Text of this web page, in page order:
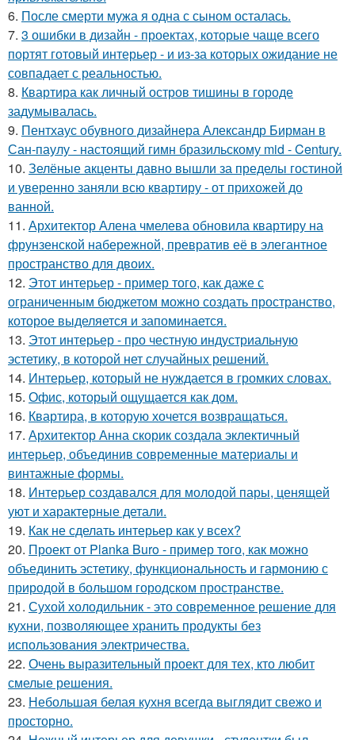
6. После смерти мужа я одна с сыном осталась.
7. 3 ошибки в дизайн - проектах, которые чаще всего
портят готовый интерьер - и из-за которых ожидание не
совпадает с реальностью.
8. Квартира как личный остров тишины в городе
задумывалась.
9. Пентхаус обувного дизайнера Александр Бирман в
Сан-паулу - настоящий гимн бразильскому mid - Century.
10. Зелёные акценты давно вышли за пределы гостиной
и уверенно заняли всю квартиру - от прихожей до
ванной.
11. Архитектор Алена чмелева обновила квартиру на
фрунзенской набережной, превратив её в элегантное
пространство для двоих.
12. Этот интерьер - пример того, как даже с
ограниченным бюджетом можно создать пространство,
которое выделяется и запоминается.
13. Этот интерьер - про честную индустриальную
эстетику, в которой нет случайных решений.
14. Интерьер, который не нуждается в громких словах.
15. Офис, который ощущается как дом.
16. Квартира, в которую хочется возвращаться.
17. Архитектор Анна скорик создала эклектичный
интерьер, объединив современные материалы и
винтажные формы.
18. Интерьер создавался для молодой пары, ценящей
уют и характерные детали.
19. Как не сделать интерьер как у всех?
20. Проект от Planka Buro - пример того, как можно
объединить эстетику, функциональность и гармонию с
природой в большом городском пространстве.
21. Сухой холодильник - это современное решение для
кухни, позволяющее хранить продукты без
использования электричества.
22. Очень выразительный проект для тех, кто любит
смелые решения.
23. Небольшая белая кухня всегда выглядит свежо и
просторно.